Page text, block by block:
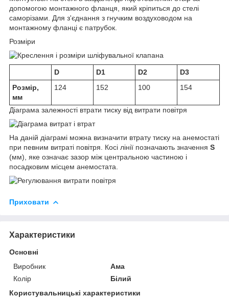
допомогою монтажного фланця, який кріпиться до стелі
саморізами. Для з'єднання з гнучким воздуховодом на
монтажному фланці є патрубок.
Розміри
D D1 D2
D3
Розмір,
мм
124 152 100 154
Діаграма залежності втрати тиску від витрати повітря
На даній діаграмі можна визначити втрату тиску на анемостаті
при певним витраті повітря. Косі лінії позначають значення S
(мм), яке означає зазор між центральною частиною і
посадковим місцем анемостата.
Приховати
Характеристики
Основні
Виробник
Ама
Колір
Білий
Користувальницькі характеристики